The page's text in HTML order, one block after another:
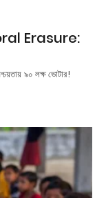
Erasure:
৯০ লক্ষ ভোটার!